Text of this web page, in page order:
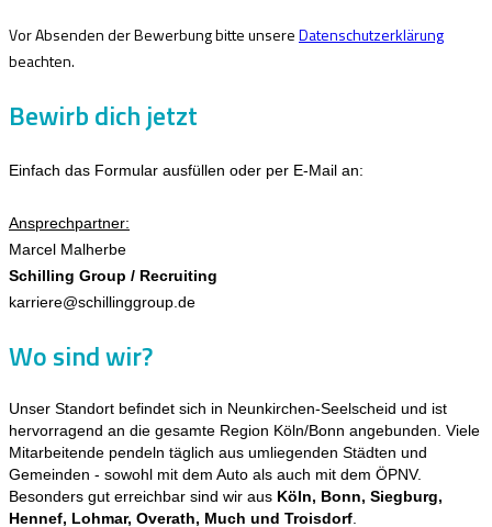
Vor Absenden der Bewerbung bitte unsereDatenschutzerklärung
beachten.
Bewirb dich jetzt
Einfach das Formular ausfüllen oder per E-Mail an:
Ansprechpartner:
Marcel Malherbe
Schilling Group / Recruiting
karriere@schillinggroup.de
Wo sind wir?
Unser Standort befindet sich in Neunkirchen‑Seelscheid und ist
hervorragend an die gesamte Region Köln/Bonn angebunden. Viele
Mitarbeitende pendeln täglich aus umliegenden Städten und
Gemeinden - sowohl mit dem Auto als auch mit dem ÖPNV.
Besonders gut erreichbar sind wir aus Köln, Bonn, Siegburg,
Hennef, Lohmar, Overath, Much und Troisdorf.